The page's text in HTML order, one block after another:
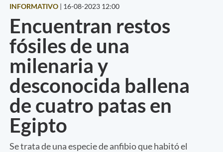
INFORMATIVO | 16-08-2023 12:00
Encuentran restos
fósiles de una
milenaria y
desconocida ballena
de cuatro patas en
Egipto
Se trata de una especie de anfibio que habitó el